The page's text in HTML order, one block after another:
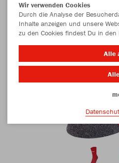
Wir verwenden Cookies
Durch die Analyse der
Inhalte anzeigen und unsere
zu den Cookies findest Du in den
Alle